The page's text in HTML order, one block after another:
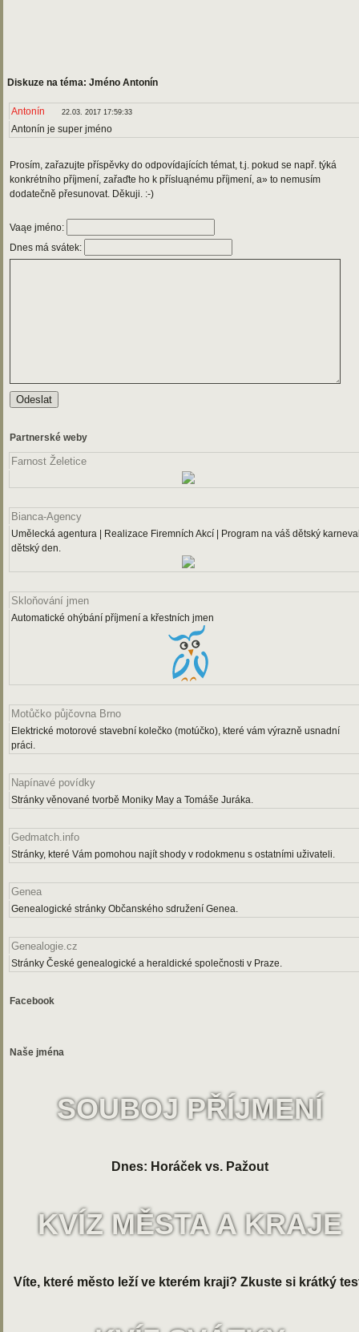
Diskuze na téma: Jméno Antonín
Antonín 22.03. 2017 17:59:33
Antonín je super jméno
Prosím, zařazujte příspěvky do odpovídajících témat, t.j. pokud se např. týká
konkrétního příjmení, zařaďte ho k přísluąnému příjmení, a» to nemusím
dodatečně přesunovat. Děkuji. :-)
Vaąe jméno:
Dnes má svátek:
Partnerské weby
Farnost Želetice
Bianca-Agency
Umělecká agentura | Realizace Firemních Akcí | Program na váš dětský
dětský den.
Skloňování jmen
Automatické ohýbání příjmení a křestních jmen
Motůčko půjčovna Brno
Elektrické motorové stavební kolečko (motúčko), které vám výrazně usnadní
práci.
Napínavé povídky
Stránky věnované tvorbě Moniky May a Tomáše Juráka.
Gedmatch.info
Stránky, které Vám pomohou najít shody v rodokmenu s ostatními uživateli.
Genea
Genealogické stránky Občanského sdružení Genea.
Genealogie.cz
Stránky České genealogické a heraldické společnosti v Praze.
Facebook
Naše jména
SOUBOJ PŘÍJMENÍ
Dnes: Horáček vs. Pažout
KVÍZ MĚSTA A KRAJE
Víte, které město leží ve kterém kraji? Zkuste si krátký